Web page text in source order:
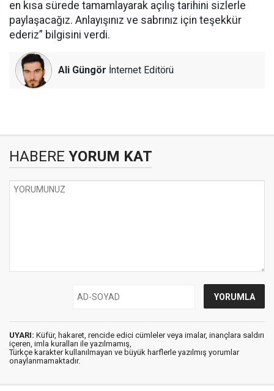
en kısa sürede tamamlayarak açılış tarihini sizlerle
paylaşacağız. Anlayışınız ve sabrınız için teşekkür
ederiz” bilgisini verdi.
Ali Güngör İnternet Editörü
HABERE YORUM KAT
UYARI: Küfür, hakaret, rencide edici cümleler veya imalar, inançlara saldırı
içeren, imla kuralları ile yazılmamış,
Türkçe karakter kullanılmayan ve büyük harflerle yazılmış yorumlar
onaylanmamaktadır.